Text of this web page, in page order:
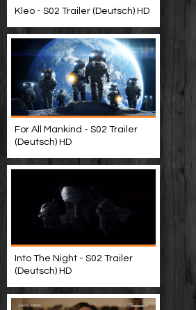
Kleo - S02 Trailer (Deutsch) HD
For All Mankind - S02 Trailer
(Deutsch) HD
Into The Night - S02 Trailer
(Deutsch) HD